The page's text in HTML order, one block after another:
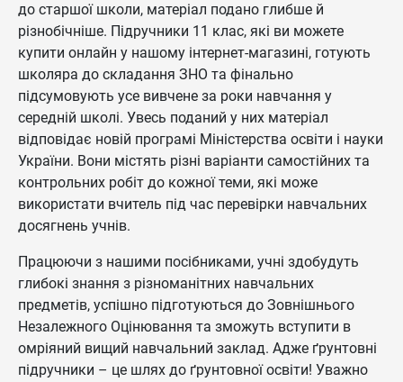
до старшої школи, матеріал подано глибше й
різнобічніше. Підручники 11 клас, які ви можете
купити онлайн у нашому інтернет-магазині, готують
школяра до складання ЗНО та фінально
підсумовують усе вивчене за роки навчання у
середній школі. Увесь поданий у них матеріал
відповідає новій програмі Міністерства освіти і науки
України. Вони містять різні варіанти самостійних та
контрольних робіт до кожної теми, які може
використати вчитель під час перевірки навчальних
досягнень учнів.
Працюючи з нашими посібниками, учні здобудуть
глибокі знання з різноманітних навчальних
предметів, успішно підготуються до Зовнішнього
Незалежного Оцінювання та зможуть вступити в
омріяний вищий навчальний заклад. Адже ґрунтовні
підручники – це шлях до ґрунтовної освіти! Уважно